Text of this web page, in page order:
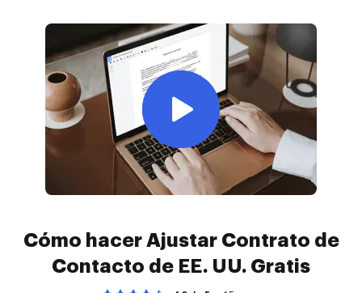
Cómo hacer Ajustar Contrato de
Contacto de EE. UU. Gratis